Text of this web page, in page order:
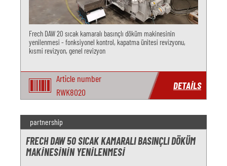
Frech DAW 20 sıcak kamaralı basınçlı döküm makinesinin
yenilenmesi - fonksiyonel kontrol, kapatma ünitesi revizyonu,
kısmi revizyon, genel revizyon
Article number
RWK8020
DETAILS
partnership
FRECH DAW 50 SICAK KAMARALI BASINÇLI DÖKÜM
MAKINESININ YENILENMESI